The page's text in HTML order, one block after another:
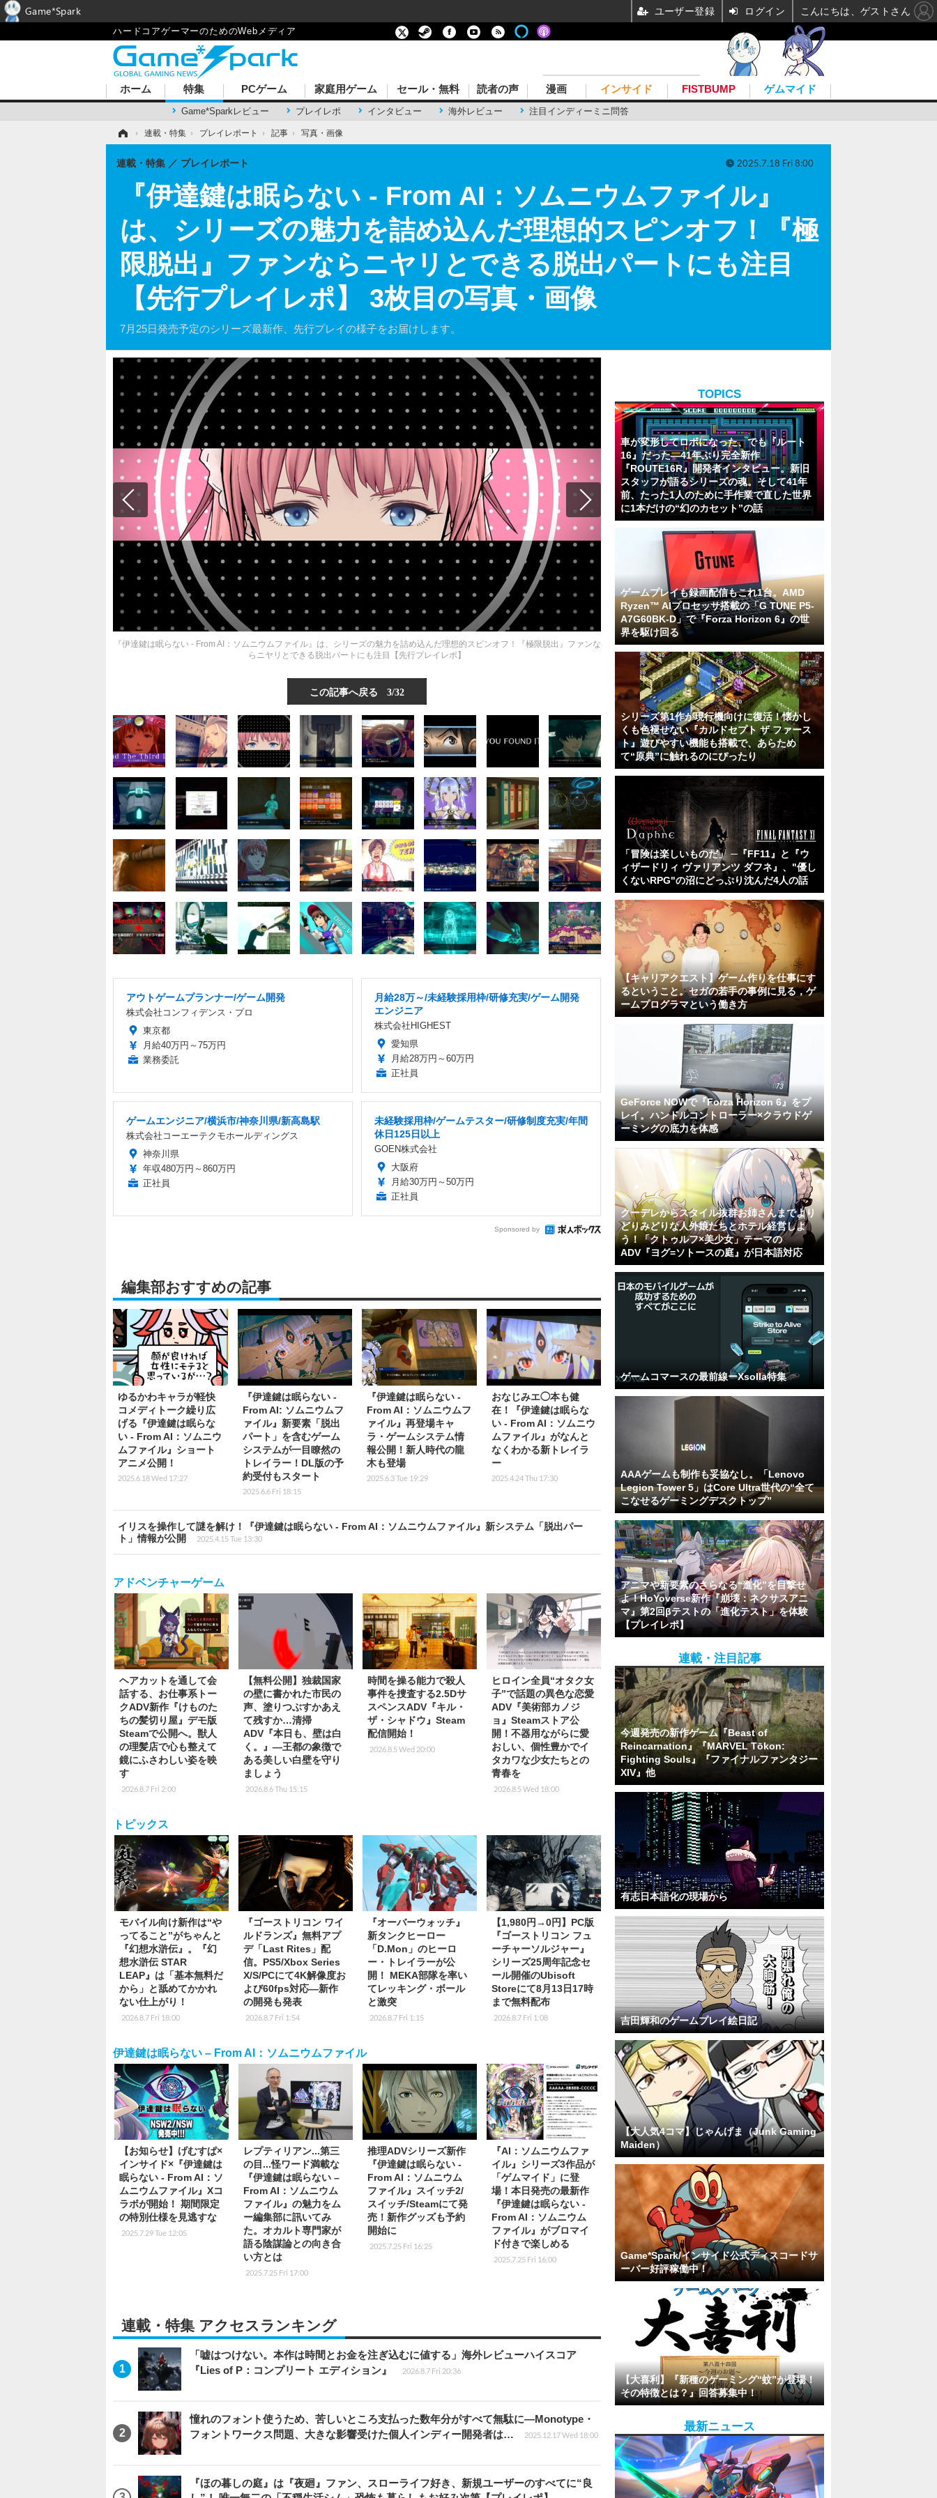
ハードコアゲーマーのためのWebメディア
ホーム 特集
Game*Sparkレビュー プレイレポ インタビュー 海外レビュー 注目インディーミニ問答
PCゲーム 家庭用ゲーム セール・無料 読者の声 漫画 インサイド FISTBUMP ゲムマイド
› 連載・特集 › プレイレポート › 記事 › 写真・画像
『伊達鍵は眠らない - From AI：ソムニウムファイル』
は、シリーズの魅力を詰め込んだ理想的スピンオフ！『極
限脱出』ファンならニヤリとできる脱出パートにも注目
【先行プレイレポ】 3枚目の写真・画像
7月25日発売予定のシリーズ最新作、先行プレイの様子をお届けします。
連載・特集 プレイレポート 2025.7.18 Fri 8:00
『伊達鍵は眠らない - From AI：ソムニウムファイル』は、シリーズの魅力を詰め込んだ理想的スピンオフ！『極限脱出』ファンな
らニヤリとできる脱出パートにも注目【先行プレイレポ】
この記事へ戻る 3/32
アウトゲームプランナー/ゲーム開発
株式会社コンフィデンス・プロ
東京都
月給40万円～75万円
業務委託
月給28万～/未経験採用枠/研修充実/ゲーム開発
エンジニア
株式会社HIGHEST
愛知県
月給28万円～60万円
正社員
ゲームエンジニア/横浜市/神奈川県/新高島駅
株式会社コーエーテクモホールディングス
神奈川県
年収480万円～860万円
正社員
未経験採用枠/ゲームテスター/研修制度充実/年間
休日125日以上
GOEN株式会社
大阪府
月給30万円～50万円
正社員
Sponsored by
編集部おすすめの記事
ゆるかわキャラが軽快
コメディトーク繰り広
げる『伊達鍵は眠らな
い - From AI：ソムニウ
ムファイル』ショート
アニメ公開！
2025.6.18 Wed 17:27
『伊達鍵は眠らない -
From AI: ソムニウムフ
ァイル』新要素「脱出
パート」を含むゲーム
システムが一目瞭然の
トレイラー！DL版の予
約受付もスタート
2025.6.6 Fri 18:15
『伊達鍵は眠らない -
From AI：ソムニウムフ
ァイル』再登場キャ
ラ・ゲームシステム情
報公開！新人時代の龍
木も登場
2025.6.3 Tue 19:29
おなじみエ◯本も健
在！『伊達鍵は眠らな
い - From AI：ソムニウ
ムファイル』がなんと
なくわかる新トレイラ
ー
2025.4.24 Thu 17:30
イリスを操作して謎を解け！『伊達鍵は眠らない - From AI：ソムニウムファイル』新システム「脱出パー
ト」情報が公開
2025.4.15 Tue 13:30
アドベンチャーゲーム
ヘアカットを通して会
話する、お仕事系トー
クADV新作『けものた
ちの髪切り屋』デモ版
Steamで公開へ。獣人
の理髪店で心も整えて
鏡にふさわしい姿を映
す
2026.8.7 Fri 2:00
【無料公開】独裁国家
の壁に書かれた市民の
声、塗りつぶすかあえ
て残すか…清掃
ADV『本日も、壁は白
く。』―王都の象徴で
ある美しい白壁を守り
ましょう
2026.8.6 Thu 15:15
時間を操る能力で殺人
事件を捜査する2.5Dサ
スペンスADV『キル・
ザ・シャドウ』Steam
配信開始！
2026.8.5 Wed 20:00
ヒロイン全員“オタク女
子”で話題の異色な恋愛
ADV『美術部カノジ
ョ』Steamストア公
開！不器用ながらに愛
おしい、個性豊かでイ
タカワな少女たちとの
青春を
2026.8.5 Wed 18:00
トピックス
モバイル向け新作は“や
ってること”がちゃんと
『幻想水滸伝』。『幻
想水滸伝 STAR
LEAP』は「基本無料だ
から」と舐めてかかれ
ない仕上がり！
2026.8.7 Fri 18:00
『ゴーストリコン ワイ
ルドランズ』無料アプ
デ「Last Rites」配
信。PS5/Xbox Series
X/S/PCにて4K解像度お
よび60fps対応―新作
の開発も発表
2026.8.7 Fri 1:54
『オーバーウォッチ』
新タンクヒーロー
「D.Mon」のヒーロ
ー・トレイラーが公
開！ MEKA部隊を率い
てレッキング・ボール
と激突
2026.8.7 Fri 1:15
【1,980円→0円】PC版
『ゴーストリコン フュ
ーチャーソルジャー』
シリーズ25周年記念セ
ール開催のUbisoft
Storeにて8月13日17時
まで無料配布
2026.8.7 Fri 1:08
伊達鍵は眠らない – From AI：ソムニウムファイル
【お知らせ】げむすぱ×
インサイド×『伊達鍵は
眠らない - From AI：ソ
ムニウムファイル』Xコ
ラボが開始！ 期間限定
の特別仕様を見逃すな
2025.7.29 Tue 12:05
レプティリアン...第三
の目...怪ワード満載な
『伊達鍵は眠らない –
From AI：ソムニウム
ファイル』の魅力をム
ー編集部に訊いてみ
た。オカルト専門家が
語る陰謀論との向き合
い方とは
2025.7.25 Fri 17:00
推理ADVシリーズ新作
『伊達鍵は眠らない -
From AI：ソムニウム
ファイル』スイッチ2/
スイッチ/Steamにて発
売！新作グッズも予約
開始に
2025.7.25 Fri 16:25
『AI：ソムニウムファ
イル』シリーズ3作品が
「ゲムマイド」に登
場！本日発売の最新作
『伊達鍵は眠らない -
From AI：ソムニウム
ファイル』がブロマイ
ド付きで楽しめる
2025.7.25 Fri 16:00
連載・特集 アクセスランキング
「嘘はつけない。本作は時間とお金を注ぎ込むに値する」海外レビューハイスコア
『Lies of P：コンプリート エディション』
2026.8.7 Fri 20:36
憧れのフォント使うため、苦しいところ支払った数年分がすべて無駄に―Monotype・
フォントワークス問題、大きな影響受けた個人インディー開発者は…
2025.12.17 Wed 18:00
『ほの暮しの庭』は『夜廻』ファン、スローライフ好き、新規ユーザーのすべてに“良
TOPICS
車が変形してロボになった、でも『ルート
16』だった―41年ぶり完全新作
『ROUTE16R』開発者インタビュー。新旧
スタッフが語るシリーズの魂。そして41年
前、たった1人のために手作業で直した世界
に1本だけの“幻のカセット”の話
ゲームプレイも録画配信もこれ1台。AMD
Ryzen™ AIプロセッサ搭載の「G TUNE P5-
A7G60BK-D」で『Forza Horizon 6』の世
界を駆け回る
シリーズ第1作が現行機向けに復活！懐かし
くも色褪せない『カルドセプト ザ ファース
ト』遊びやすい機能も搭載で、あらため
て“原典”に触れるのにぴったり
「冒険は楽しいものだ」 ─『FF11』と『ウ
ィザードリィ ヴァリアンツ ダフネ』、"優し
くないRPG"の沼にどっぷり沈んだ4人の話
【キャリアクエスト】ゲーム作りを仕事にす
るということ。セガの若手の事例に見る，ゲ
ームプログラマという働き方
GeForce NOWで『Forza Horizon 6』をプ
レイ。ハンドルコントローラー×クラウドゲ
ーミングの底力を体感
クーデレからスタイル抜群お姉さんまでより
どりみどりな人外娘たちとホテル経営しよ
う！「クトゥルフ×美少女」テーマの
ADV『ヨグ=ソトースの庭』が日本語対応
ゲームコマースの最前線ーXsolla特集
AAAゲームも制作も妥協なし。「Lenovo
Legion Tower 5」はCore Ultra世代の“全て
こなせるゲーミングデスクトップ”
アニマや新要素のさらなる“進化”を目撃せ
よ！HoYoverse新作『崩壊：ネクサスアニ
マ』第2回βテストの「進化テスト」を体験
【プレイレポ】
連載・注目記事
今週発売の新作ゲーム『Beast of
Reincarnation』『MARVEL Tōkon:
Fighting Souls』『ファイナルファンタジー
XIV』他
有志日本語化の現場から
吉田輝和のゲームプレイ絵日記
【大人気4コマ】じゃんげま（Junk Gaming
Maiden）
Game*Spark/インサイド公式ディスコードサ
ーバー好評稼働中！
【大喜利】『新種のゲーミング“蚊”が登場！
その特徴とは？』回答募集中！
最新ニュース
Game*Spark ユーザー登録 ログイン こんにちは、ゲストさん